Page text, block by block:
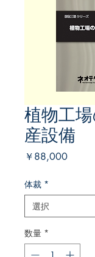
植物工
産設備
￥88,000価
体裁 *
数量 *